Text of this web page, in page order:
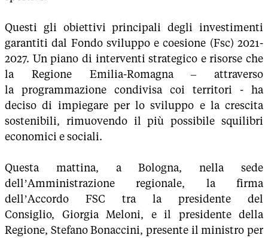
Questi gli obiettivi principali degli investimenti
garantiti dal Fondo sviluppo e coesione (Fsc) 2021-
2027. Un piano di interventi strategico e risorse che
la Regione Emilia-Romagna – attraverso
la programmazione condivisa coi territori - ha
deciso di impiegare per lo sviluppo e la crescita
sostenibili, rimuovendo il più possibile squilibri
economici e sociali.
Questa mattina, a Bologna, nella sede
dell’Amministrazione regionale, la firma
dell’Accordo FSC tra la presidente del
Consiglio, Giorgia Meloni, e il presidente della
Regione, Stefano Bonaccini, presente il ministro per